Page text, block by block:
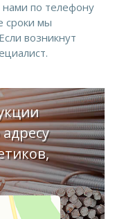
нами по телефону
сроки мы
возникнут